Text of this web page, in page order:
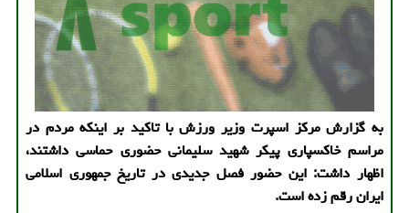
به گزارش مركز اسپرت وزیر ورزش با تاكید بر اینكه مردم در
مراسم خاكسپاری پیكر شهید سلیمانی حضوری حماسی داشتند،
اظهار داشت: این حضور فصل جدیدی در تاریخ جمهوری اسلامی
ایران رقم زده است.